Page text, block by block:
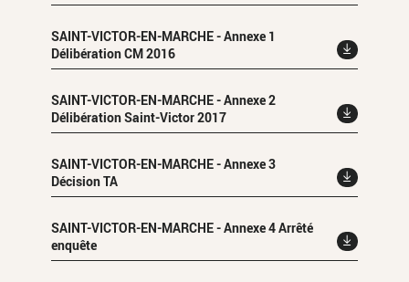
SAINT-VICTOR-EN-MARCHE - Annexe 1
Délibération CM 2016
SAINT-VICTOR-EN-MARCHE - Annexe 2
Délibération Saint-Victor 2017
SAINT-VICTOR-EN-MARCHE - Annexe 3
Décision TA
SAINT-VICTOR-EN-MARCHE - Annexe 4 Arrêté
enquête